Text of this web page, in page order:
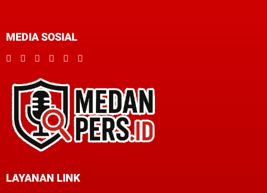
MEDIA SOSIAL
LAYANAN LINK